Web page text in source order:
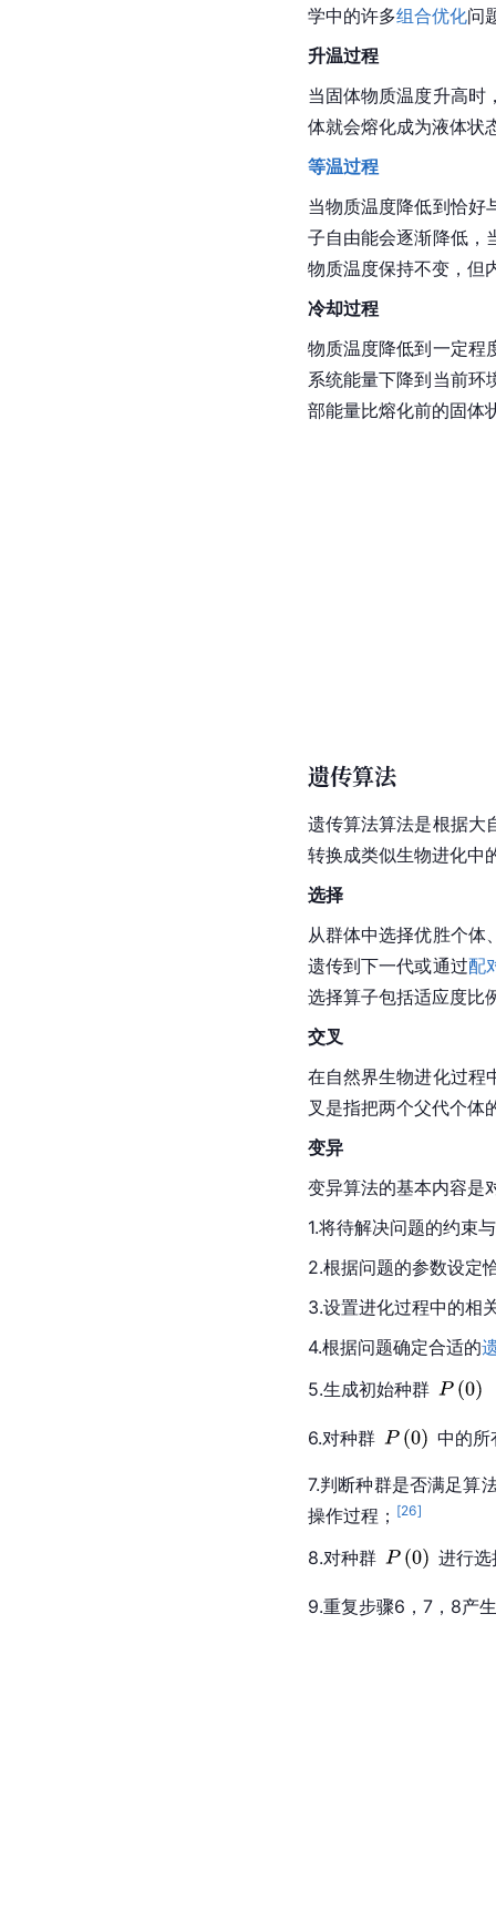
学中的许多组合优化问
升温过程
当固体物质温度升高时
体就会熔化成为液体状
等温过程
当物质温度降低到恰好
子自由能会逐渐降低，
物质温度保持不变，但
冷却过程
物质温度降低到一定程
系统能量下降到当前环
部能量比熔化前的固体
遗传算法
遗传算法算法是根据大
转换成类似生物进化中
选择
从群体中选择优胜个体
遗传到下一代或通过配
选择算子包括适应度比
交叉
在自然界生物进化过程
叉是指把两个父代个体
变异
变异算法的基本内容是
1.将待解决问题的约束
2.根据问题的参数设定
3.设置进化过程中的相
4.根据问题确定合适的
5.生成初始种群
6.对种群 中的所
7.判断种群是否满足算
操作过程； [26]
8.对种群 进行
9.重复步骤6，7，8产生